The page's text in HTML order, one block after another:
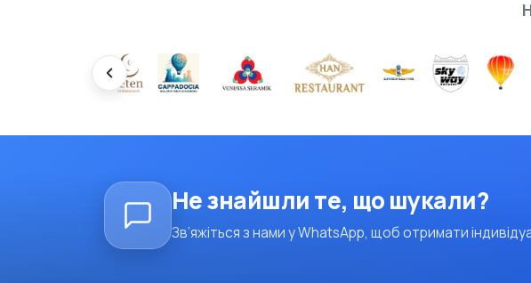
Не знайшли те, що шукали?
Зв’яжіться з нами у WhatsApp, щоб отримати